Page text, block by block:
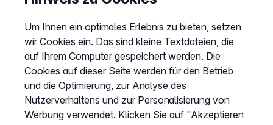
Produkte für Zuhause
Internet & Telefon
Telefon
Fax Online
Um Ihnen ein optimales Erlebnis zu bieten, setzen
wir Cookies ein. Das sind kleine Textdateien, die
auf Ihrem Computer gespeichert werden. Die
Cookies auf dieser Seite werden für den Betrieb
und die Optimierung, zur Analyse des
Nutzerverhaltens und zur Personalisierung von
Werbung verwendet. Klicken Sie auf "Akzeptieren